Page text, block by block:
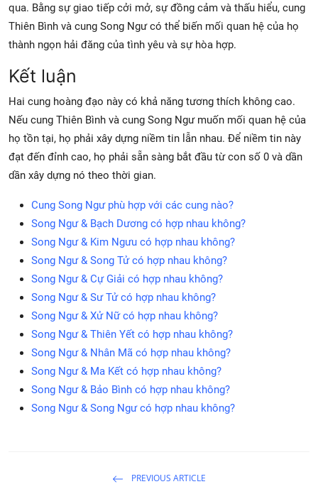
qua. Bằng sự giao tiếp cởi mở, sự đồng cảm và thấu hiểu, cung
Thiên Bình và cung Song Ngư có thể biến mối quan hệ của họ
thành ngọn hải đăng của tình yêu và sự hòa hợp.
Kết luận
Hai cung hoàng đạo này có khả năng tương thích không cao.
Nếu cung Thiên Bình và cung Song Ngư muốn mối quan hệ của
họ tồn tại, họ phải xây dựng niềm tin lẫn nhau. Để niềm tin này
đạt đến đỉnh cao, họ phải sẵn sàng bắt đầu từ con số 0 và dần
dần xây dựng nó theo thời gian.
Cung Song Ngư phù hợp với các cung nào?
Song Ngư & Bạch Dương có hợp nhau không?
Song Ngư & Kim Ngưu có hợp nhau không?
Song Ngư & Song Tử có hợp nhau không?
Song Ngư & Cự Giải có hợp nhau không?
Song Ngư & Sư Tử có hợp nhau không?
Song Ngư & Xử Nữ có hợp nhau không?
Song Ngư & Thiên Yết có hợp nhau không?
Song Ngư & Nhân Mã có hợp nhau không?
Song Ngư & Ma Kết có hợp nhau không?
Song Ngư & Bảo Bình có hợp nhau không?
Song Ngư & Song Ngư có hợp nhau không?
PREVIOUS ARTICLE